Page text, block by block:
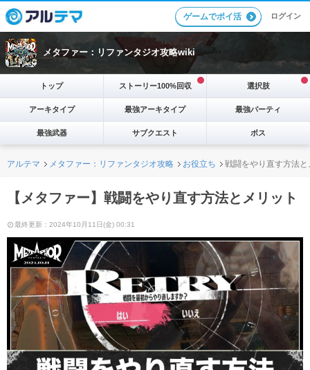
ゲームでポイ活 ログイン
メタファー：リファンタジオ攻略wiki
トップ ストーリー100%回収 選択肢
アーキタイプ 最強アーキタイプ 最強パーティ
最強武器 サブクエスト ボス
アルテマ メタファー：リファンタジオ攻略 お役立ち 戦闘をやり直す方法と
【メタファー】戦闘をやり直す方法とメリット
最終更新：2024年10月11日(金) 00:31